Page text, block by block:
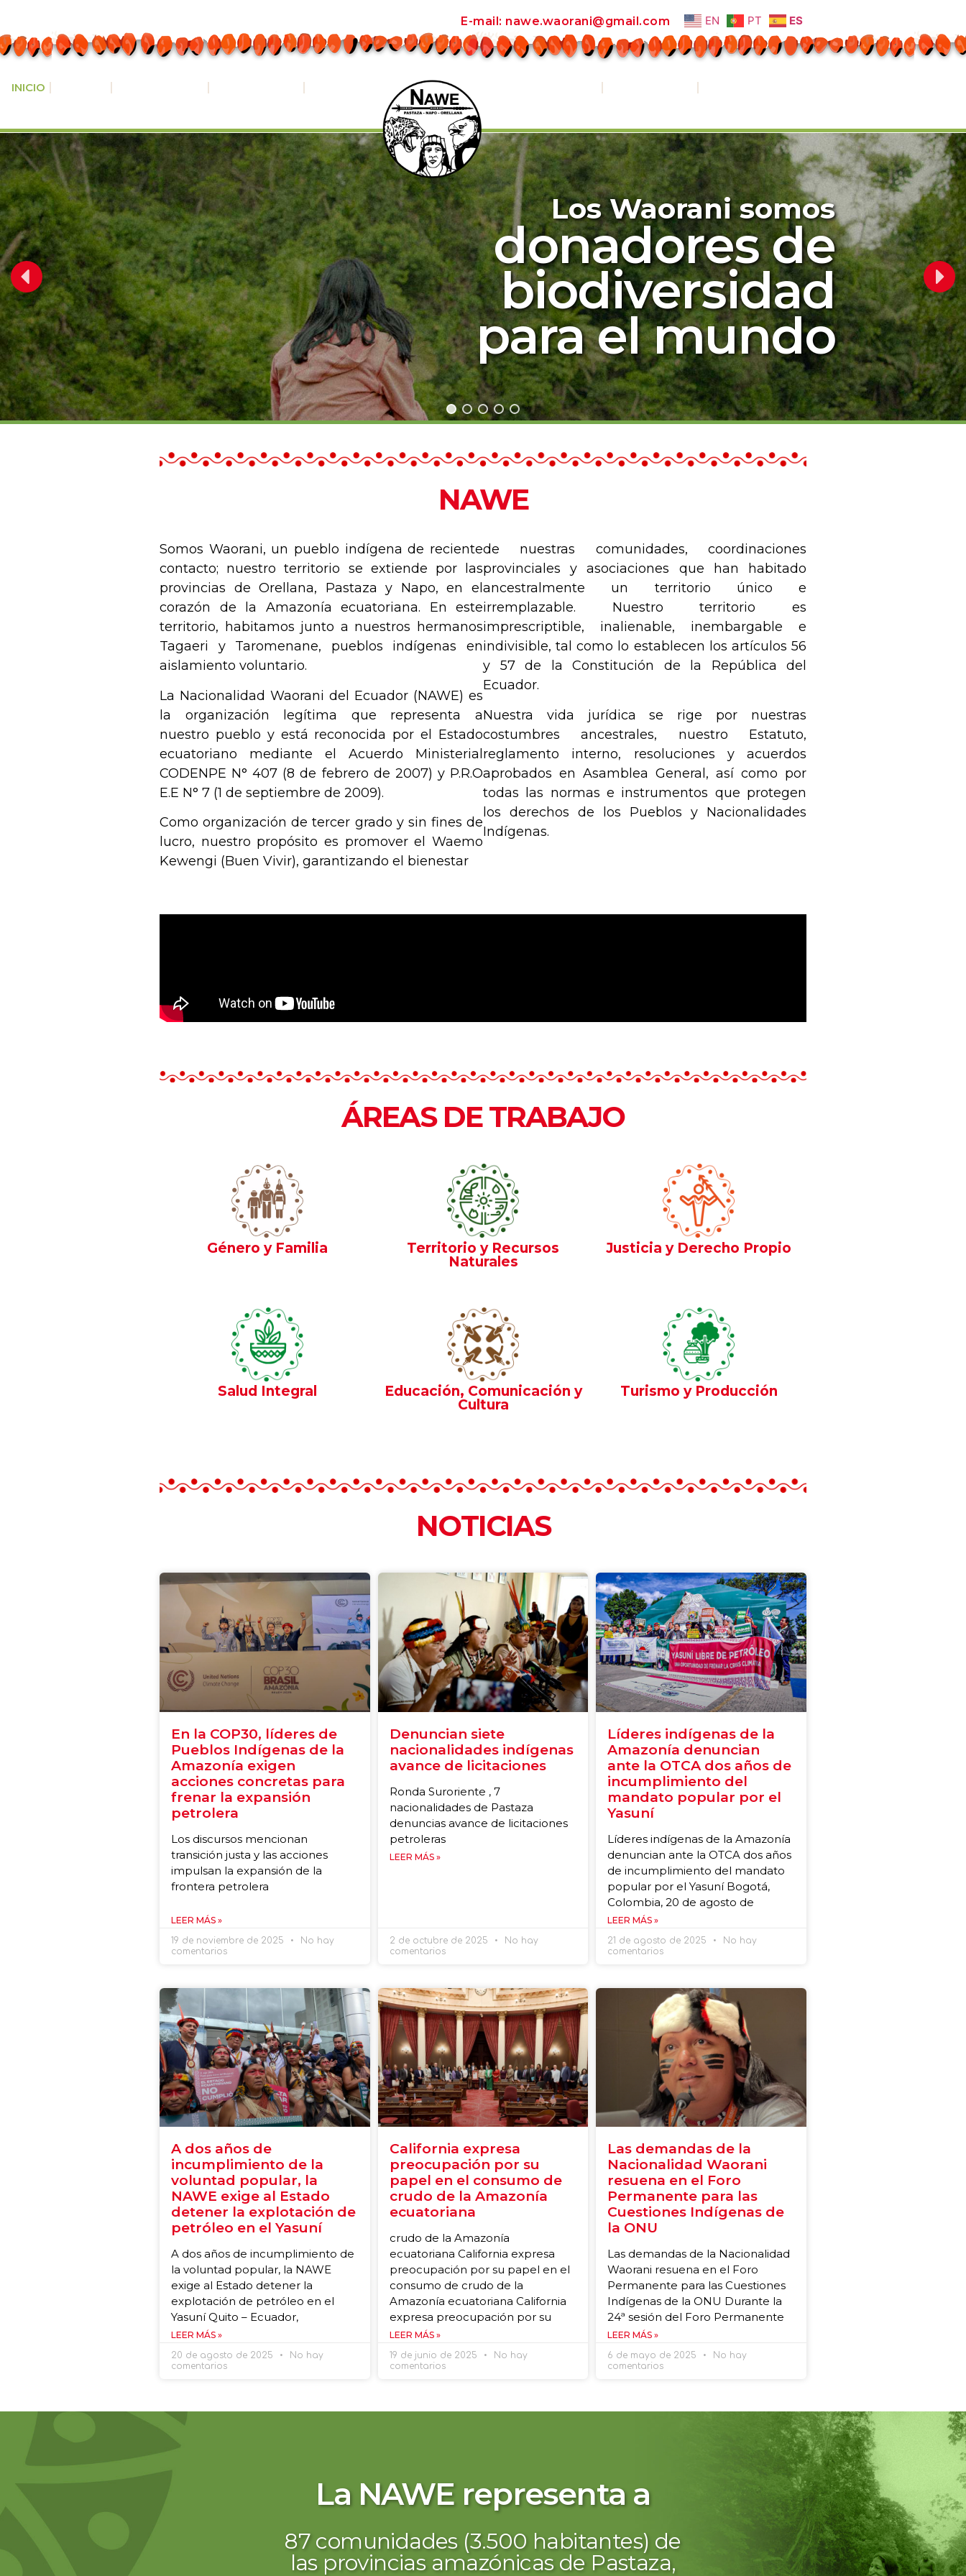
E-mail: nawe.waorani@gmail.com EN PT ES
INICIO
Los Waorani somos
donadores de
biodiversidad
para el mundo
NAWE
Somos Waorani, un pueblo indígena de reciente
contacto; nuestro territorio se extiende por las
provincias deOrellana, Pastaza y Napo, en el
corazón de la Amazonía ecuatoriana. En este
territorio, habitamos junto a nuestros hermanos
Tagaeri y Taromenane, pueblos indígenas en
aislamiento voluntario.
La Nacionalidad Waorani del Ecuador (NAWE) es
la organización legítima que representa a
nuestro pueblo y está reconocida por el Estado
ecuatoriano mediante el Acuerdo Ministerial
CODENPE N° 407 (8 de febrero de 2007) y P.R.O
E.E N° 7 (1 de septiembre de 2009).
Como organización detercer grado y sin fines de
lucro, nuestro propósito es promover el Waemo
Kewengi (Buen Vivir), garantizando el bienestar
de nuestras comunidades, coordinaciones
provinciales y asociaciones que han habitado
ancestralmente un territorio único e
irremplazable. Nuestro territorio es
imprescriptible, inalienable, inembargable e
indivisible, tal como lo establecen los artículos 56
y 57 de la Constitución de la República del
Ecuador.
Nuestra vida jurídica se rige por nuestras
costumbres ancestrales, nuestro Estatuto,
reglamento interno, resoluciones y acuerdos
aprobados en Asamblea General, así como por
todas las normas e instrumentos que protegen
los derechos de los Pueblos y Nacionalidades
Indígenas.
ÁREAS DE TRABAJO
Género y Familia
Territorio y Recursos
Naturales
Justicia y Derecho Propio
Salud Integral
Educación, Comunicación y
Cultura
Turismo y Producción
NOTICIAS
En la COP30, líderes de
Pueblos Indígenas de la
Amazonía exigen
acciones concretas para
frenar la expansión
petrolera
Los discursos mencionan
transición justa y las acciones
impulsan la expansión de la
frontera petrolera
LEER MÁS »
19 de noviembre de 2025
No hay
comentarios
Denuncian siete
nacionalidades indígenas
avance de licitaciones
Ronda Suroriente , 7
nacionalidades de Pastaza
denuncias avance de licitaciones
petroleras
LEER MÁS »
2 de octubre de 2025
No hay
comentarios
Líderes indígenas de la
Amazonía denuncian
ante la OTCA dos años de
incumplimiento del
mandato popular por el
Yasuní
Líderes indígenas de la Amazonía
denuncian ante la OTCA dos años
de incumplimiento del mandato
popular por el Yasuní Bogotá,
Colombia, 20 de agosto de
LEER MÁS »
21 de agosto de 2025
No hay
comentarios
A dos años de
incumplimiento de la
voluntad popular, la
NAWE exige al Estado
detener la explotación de
petróleo en el Yasuní
A dos años de incumplimiento de
la voluntad popular, la NAWE
exige al Estado detener la
explotación de petróleo en el
Yasuní Quito – Ecuador,
LEER MÁS »
20 de agosto de 2025
No hay
comentarios
California expresa
preocupación por su
papel en el consumo de
crudo de la Amazonía
ecuatoriana
crudo de la Amazonía
ecuatoriana California expresa
preocupación por su papel en el
consumo de crudo de la
Amazonía ecuatoriana California
expresa preocupación por su
LEER MÁS »
19 de junio de 2025
No hay
comentarios
Las demandas de la
Nacionalidad Waorani
resuena en el Foro
Permanente para las
Cuestiones Indígenas de
la ONU
Las demandas de la Nacionalidad
Waorani resuena en el Foro
Permanente para las Cuestiones
Indígenas de la ONU Durante la
24ª sesión del Foro Permanente
LEER MÁS »
6 de mayo de 2025
No hay
comentarios
Territorio ancestral
legalmente reconocido por